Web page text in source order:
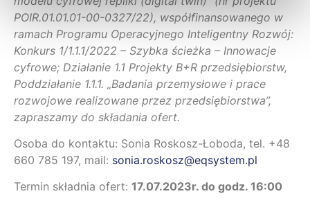
POIR.01.01.01-00-0327/22), współfinansowanego w
ramach Programu Operacyjnego Inteligentny Rozwój:
Konkurs 1/1.1.1/2022 – Szybka ścieżka – Innowacje
cyfrowe; Działanie 1.1 Projekty B+R przedsiębiorstw,
Poddziałanie 1.1.1. „Badania przemysłowe i prace
rozwojowe realizowane przez przedsiębiorstwa”,
zapraszamy do składania ofert.
Osoba do kontaktu: Sonia Roskosz-Łoboda, tel. +48
660 785 197, mail: sonia.roskosz@eqsystem.pl
Termin składnia ofert: 17.07.2023r. do godz. 16:00